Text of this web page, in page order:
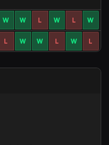
W W L W L W
L W W L W L